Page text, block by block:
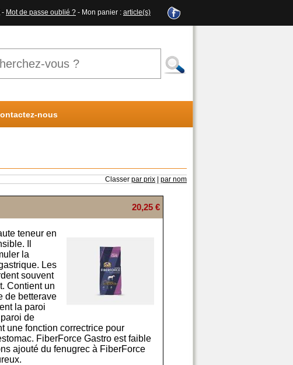
- Mot de passe oublié ? - Mon panier : article(s)
nous
Classer par prix par nom
20,25 €
teneur en
Il
la
Les
souvent
Contient un
de betterave
la paroi
de
une fonction correctrice pour
FiberForce Gastro est faible
ajouté du fenugrec à FiberForce